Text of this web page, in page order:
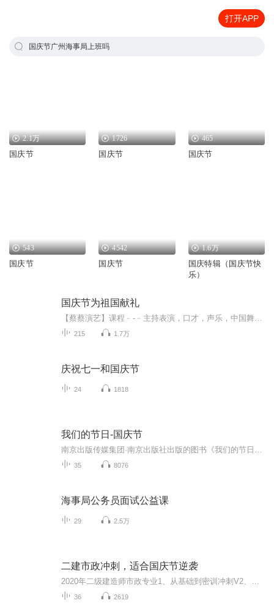
打开APP
国庆节广州海事局上班吗
2.1万
国庆节
1726
国庆节
465
国庆节
543
国庆节
4542
国庆节
1.6万
国庆特辑（国庆节快
乐）
国庆节为祖国献礼
215 1.7万
庆祝七一和国庆节
24 1818
我们的节日-国庆节
35 8076
海事局公务员面试公益课
29 2.5万
二建市政冲刺，适合国庆节逆袭
36 2619